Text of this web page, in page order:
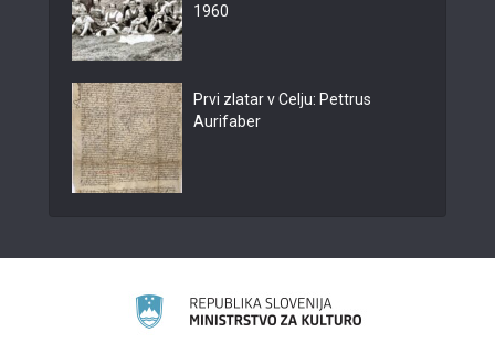
1960
Prvi zlatar v Celju: Pettrus
Aurifaber